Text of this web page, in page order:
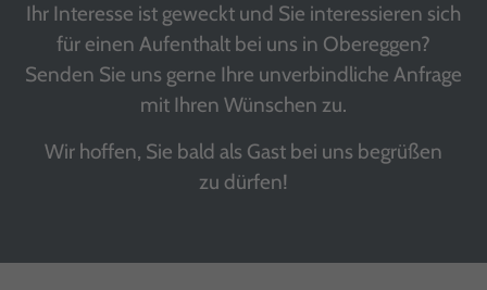
Ihr Interesse ist geweckt und Sie interessieren sich
für einen Aufenthalt bei uns in Obereggen?
Senden Sie uns gerne Ihre unverbindliche Anfrage
mit Ihren Wünschen zu.
Wir hoffen, Sie bald als Gast bei uns begrüßen
zu dürfen!